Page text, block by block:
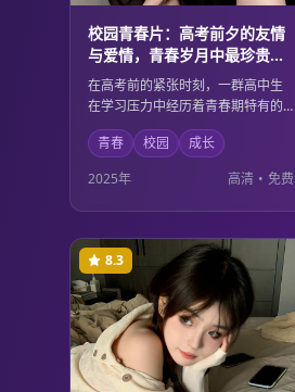
校园青春片：高考前夕的友情
与爱情，青春岁月中最珍贵的
回忆与成长
在高考前的紧张时刻，一群高中生
在学习压力中经历着青春期特有的
友情与爱情。他们在这个人生的重
要节点上，学会了珍惜友谊、理解
爱情，也在成长中明白了什么是真
正重要的东西。青春的美好与忧伤
在这里得到了完美的诠释。
青春 校园
成长
2025年
高清 • 免费
8.3